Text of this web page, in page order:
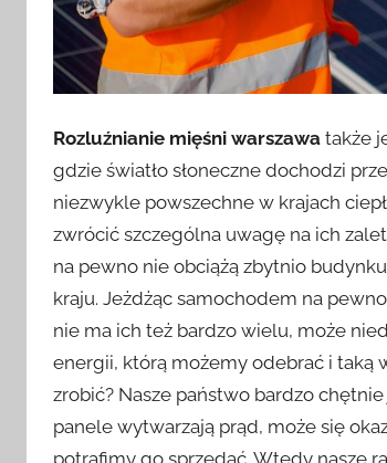
Rozluźnianie mięśni warszawa także
gdzie światło słoneczne dochodzi
niezwykle powszechne w krajach
zwrócić szczególna uwagę na ich
na pewno nie obciążą zbytnio
kraju. Jeżdżąc samochodem na
nie ma ich też bardzo wielu, może
energii, którą możemy odebrać i taką
zrobić? Nasze państwo bardzo
panele wytwarzają prąd, może się